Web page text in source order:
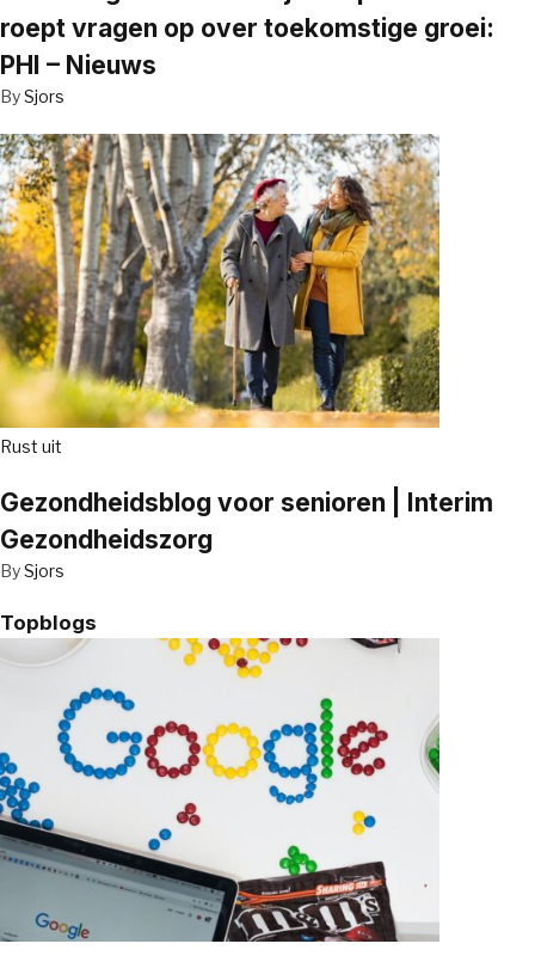
roept vragen op over toekomstige groei:
PHI – Nieuws
BySjors
Rust uit
Gezondheidsblog voor senioren | Interim
Gezondheidszorg
BySjors
Topblogs